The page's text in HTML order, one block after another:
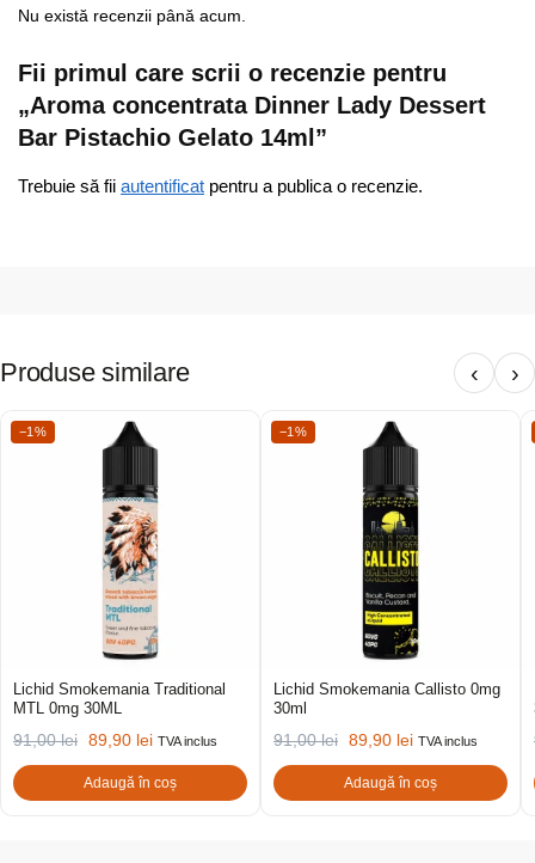
Nu există recenzii până acum.
Fii primul care scrii o recenzie pentru
„Aroma concentrata Dinner Lady Dessert
Bar Pistachio Gelato 14ml”
Trebuie să fii autentificat pentru a publica o recenzie.
Produse similare ‹ ›
−1%
Lichid Smokemania Traditional
MTL 0mg 30ML
91,00lei 89,90 lei TVA inclus
Adaugă în coș
−1%
Lichid Smokemania Callisto 0mg
30ml
91,00lei 89,90 lei TVA inclus
Adaugă în coș